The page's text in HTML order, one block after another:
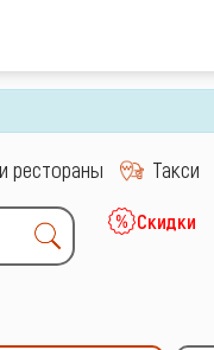
рестораны Такси
Скидки